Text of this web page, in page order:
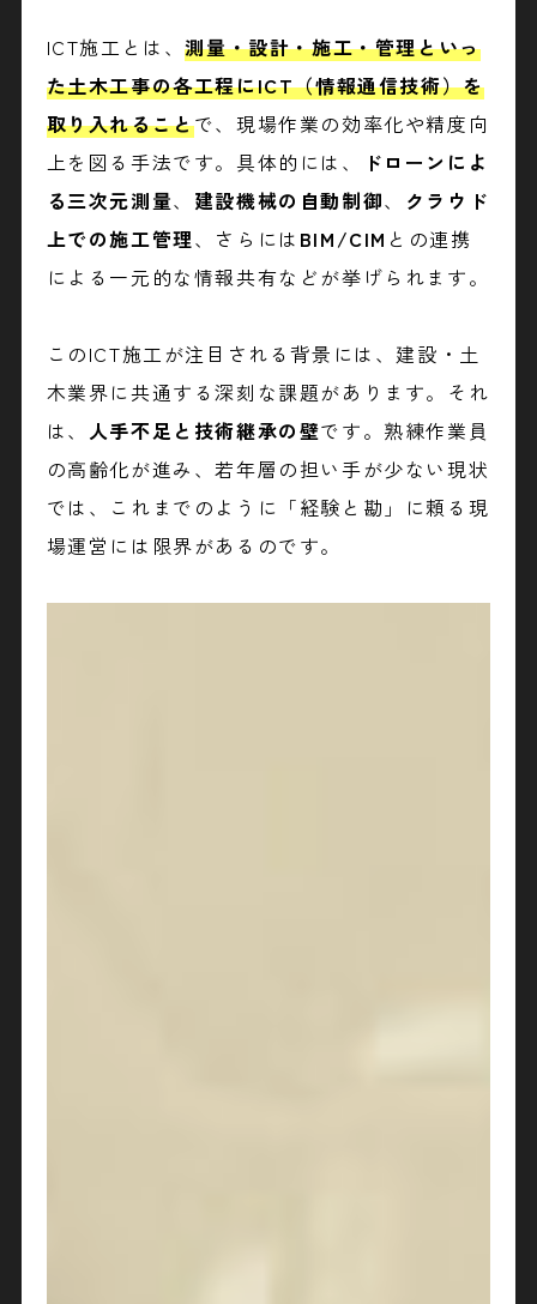
ICT施工とは、測量・設計・施工・管理といっ
た土木工事の各工程にICT（情報通信技術）を
取り入れることで、現場作業の効率化や精度向
上を図る手法です。具体的には、
ドローンによ
る三次元測量、 建設機械の自動制御、 クラウド
上での施工管理、さらには BIM/CIM との連携
による一元的な情報共有などが挙げられます。
このICT施工が注目される背景には、建設・土
木業界に共通する深刻な課題があります。それ
は、 人手不足と技術継承の壁です。熟練作業員
の高齢化が進み、若年層の担い手が少ない現状
では、これまでのように「経験と勘」に頼る現
場運営には限界があるのです。